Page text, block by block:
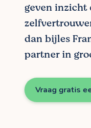
geven inzicht
dan bijles
partner in
Vraag gratis